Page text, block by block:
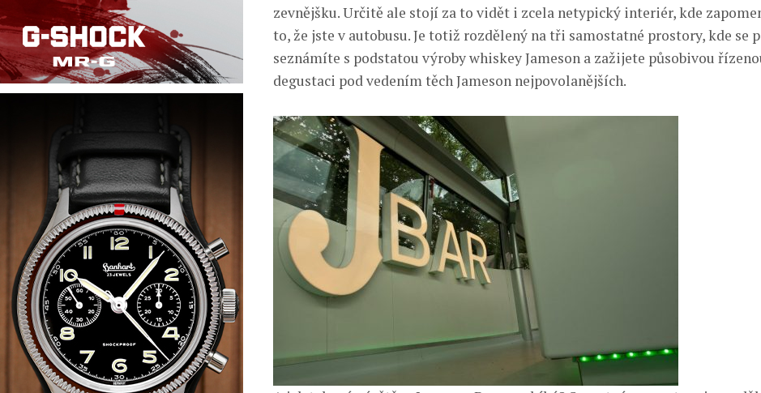
zevnějšku. Určitě ale stojí za to vidět i zcela netypický interiér, kde
to, že jste v autobusu. Je totiž rozdělený na tři samostatné prostory, kde se
seznámíte s podstatou výroby whiskey Jameson a zažijete působivou
degustaci pod vedením těch Jameson nejpovolanějších.